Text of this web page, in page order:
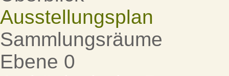
Ausstellungsplan
Sammlungsräume
Ebene 0